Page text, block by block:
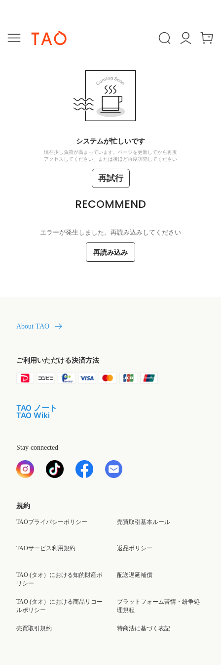
システムが忙しいです
現在少し負荷が高まっています。ページを更新してから再度
アクセスしてください、または後ほど再度訪問してください
再試行
RECOMMEND
エラーが発生しました。再読み込みしてください
再読み込み
About TAO
ご利用いただける決済方法
TAO ノート
TAO Wiki
Stay connected
規約
TAOプライバシーポリシー
TAOサービス利用規約
TAO (タオ）における知的財産ポ
リシー
TAO (タオ）における商品リコー
ルポリシー
売買取引規約
売買取引基本ルール
返品ポリシー
配送遅延補償
プラットフォーム苦情・紛争処
理規程
特商法に基づく表記